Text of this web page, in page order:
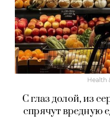
Health
С глаз долой, из
спрячут вредную